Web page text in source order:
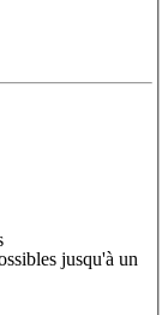
jusqu'à un